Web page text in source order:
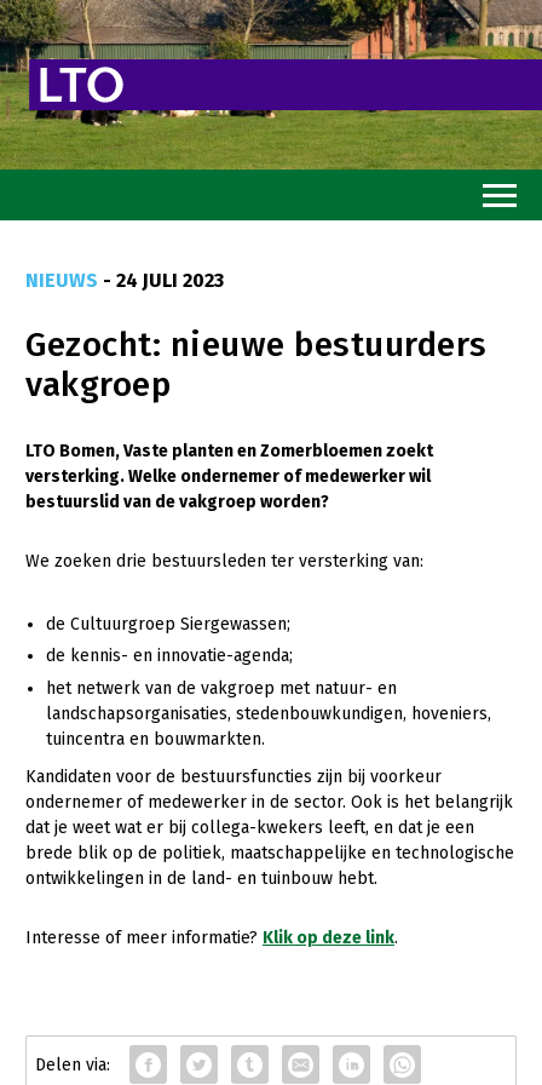
Goed eten
Mooi groen
Sterk ondernemerschap
Transitiepaden
Gezonde dieren
Natuur, klimaat en energie
Bodem en water
Mens, ondernemerschap en onderwijs
Internationaal
Dier
Geitenhouderij
Kalverhouderij
Akkerbouw
Biologische Landbouw
Multifunctionele landbouw
Multifunctioneel
NIEUWS - 24 JULI 2023
Gezocht: nieuwe bestuurders
vakgroep
LTO Bomen, Vaste planten en Zomerbloemen zoekt
versterking. Welke ondernemer of medewerker wil
bestuurslid van de vakgroep worden?
We zoeken drie bestuursleden ter versterking van:
de Cultuurgroep Siergewassen;
de kennis- en innovatie-agenda;
het netwerk van de vakgroep met natuur- en
landschapsorganisaties, stedenbouwkundigen, hoveniers,
tuincentra en bouwmarkten.
Kandidaten voor de bestuursfuncties zijn bij voorkeur
ondernemer of medewerker in de sector. Ook is het belangrijk
dat je weet wat er bij collega-kwekers leeft, en dat je een
brede blik op de politiek, maatschappelijke en technologische
ontwikkelingen in de land- en tuinbouw hebt.
Interesse of meer informatie? Klik op deze link.